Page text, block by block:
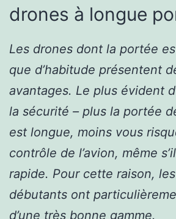
drones à longue
Les drones dont la portée
que d’habitude présentent
avantages. Le plus évident
la sécurité – plus la portée
est longue, moins vous
contrôle de l’avion, même
rapide. Pour cette raison,
débutants ont
d’une très bonne gamme.